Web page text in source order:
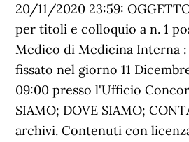
20/11/2020 23:59:
per titoli e colloquio a n. 1
Medico di Medicina Interna
fissato nel giorno 11
09:00 presso l'Ufficio
SIAMO; DOVE SIAMO;
archivi. Contenuti con